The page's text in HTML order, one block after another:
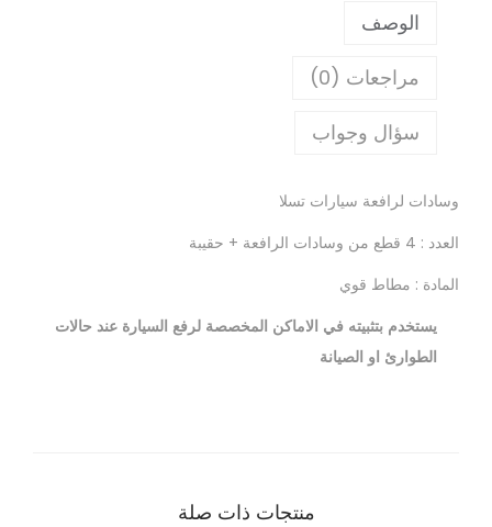
الوصف
مراجعات (0)
سؤال وجواب
وسادات لرافعة سيارات تسلا
العدد : 4 قطع من وسادات الرافعة + حقيبة
المادة : مطاط قوي
يستخدم بتثبيته في الاماكن المخصصة لرفع السيارة عند حالات
الطوارئ او الصيانة
منتجات ذات صلة